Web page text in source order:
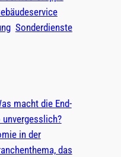
Sonderdienste
macht die End-
unvergesslich?
in der
das